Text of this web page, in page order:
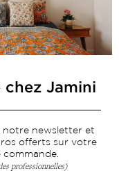
et élégance
notre newsletter
chez Jamini
notre newsletter et
offerts sur votre
commande.
professionnelles)